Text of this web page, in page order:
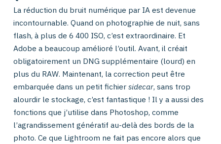
La réduction du bruit numérique par IA est devenue
incontournable. Quand on photographie de nuit, sans
flash, à plus de 6 400 ISO, c’est extraordinaire. Et
Adobe a beaucoup amélioré l’outil. Avant, il créait
obligatoirement un DNG supplémentaire (lourd) en
plus du RAW. Maintenant, la correction peut être
embarquée dans un petit fichier sidecar, sans trop
alourdir le stockage, c’est fantastique ! Il y a aussi des
fonctions que j’utilise dans Photoshop, comme
l’agrandissement génératif au-delà des bords de la
photo. Ce que Lightroom ne fait pas encore alors que